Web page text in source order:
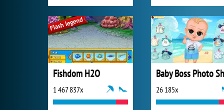
Fishdom H2O
1 467 837x 26 185x